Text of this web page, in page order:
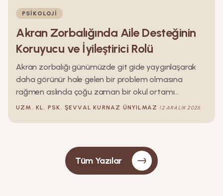
PSIKOLOJI
Akran Zorbalığında Aile Desteğinin
Koruyucu ve İyileştirici Rolü
Akran zorbalığı günümüzde git gide yaygınlaşarak
daha görünür hale gelen bir problem olmasına
rağmen aslında çoğu zaman bir okul ortamı
problemi olarak gözlemlenir. Sınıf ortamı, öğretmenin
çalışmada olması gerektiği gibi incelenmemiştir.
Ancak çocuğun zorbalığa karşı gösterdiği güç,
UZM. KL. PSK. ŞEVVALKURNAZ ÜNYILMAZ 12 ARALIK 2025
Tüm Yazılar